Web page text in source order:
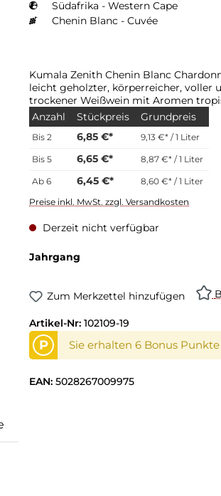
Südafrika - Western Cape
Chenin Blanc - Cuvée
Kumala Zenith Chenin Blanc
leicht geholzter, körperreicher, voller
trockener Weißwein mit Aromen
Früchte
Anzahl Stückpreis Grundpreis
Bis 2 6,85 €* 9,13 €* / 1 Liter
Bis 5 6,65 €* 8,87 €* / 1 Liter
Ab 6 6,45 €*
8,60 €* / 1 Liter
Preise inkl. MwSt. zzgl. Versandkosten
Derzeit nicht verfügbar
Jahrgang
Zum Merkzettel hinzufügen
Artikel-Nr: 102109-19
P Sie erhalten 6 Bonus
EAN: 5028267009975